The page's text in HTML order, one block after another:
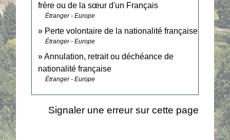
frère ou de la sœur d'un Français
Étranger - Europe
Perte volontaire de la nationalité française
Étranger - Europe
Annulation, retrait ou déchéance de
nationalité française
Étranger - Europe
Signaler une erreur sur cette page